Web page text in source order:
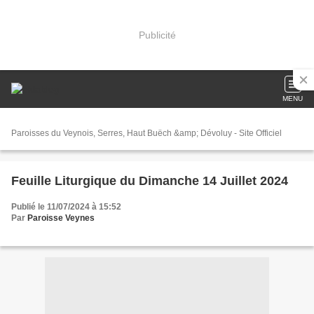
Publicité
MENU
Paroisses du Veynois, Serres, Haut Buëch &amp; Dévoluy - Site Officiel
Feuille Liturgique du Dimanche 14 Juillet 2024
Publié le 11/07/2024 à 15:52
Par Paroisse Veynes